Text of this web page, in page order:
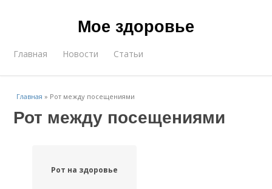
Мое здоровье
Главная Новости Статьи
Главная » Рот между посещениями
Рот между посещениями
Рот на здоровье